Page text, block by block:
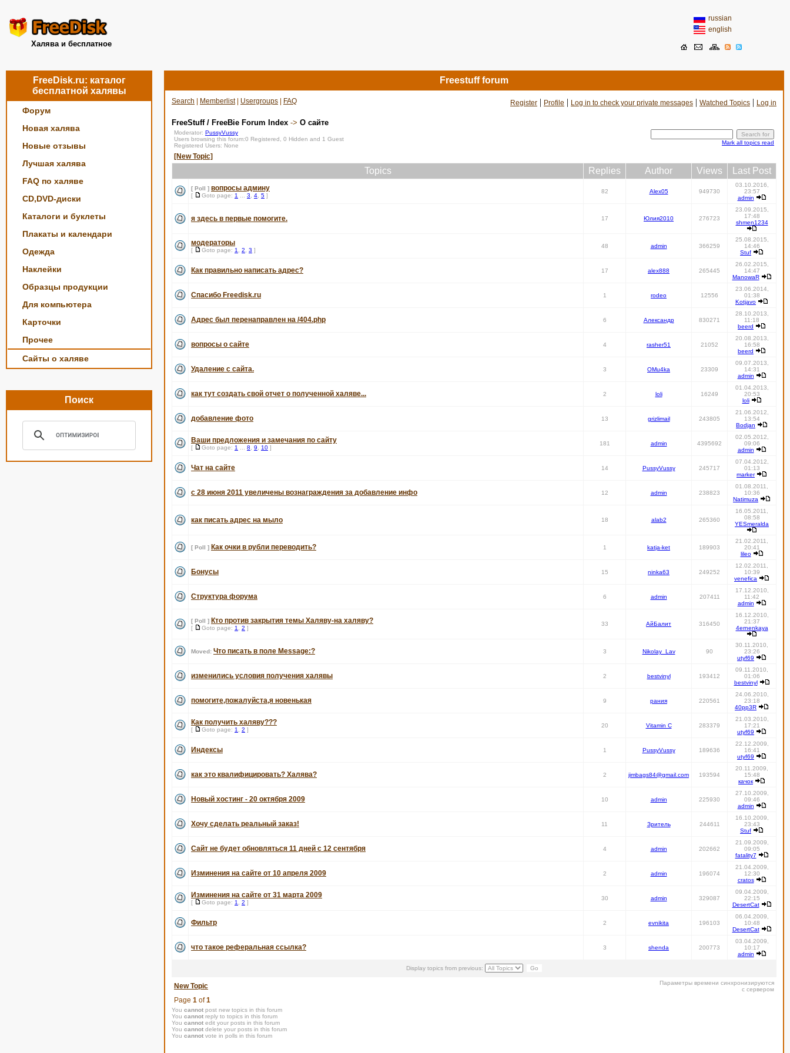
Халява и бесплатное
russian
english
FreeDisk.ru: каталог
бесплатной халявы
Форум
Новая халява
Новые отзывы
Лучшая халява
FAQ по халяве
CD,DVD-диски
Каталоги и буклеты
Плакаты и календари
Одежда
Наклейки
Образцы продукции
Для компьютера
Карточки
Прочее
Сайты о халяве
Поиск
Freestuff forum
Search Memberlist| Usergroups FAQ Register | Profile | Log in to check your private messages | Watched Topics | Log in
FreeStuff / FreeBie Forum Index -> О сайте
Moderator: PussyVussy
Users browsing this forum:0 Registered, 0 Hidden and 1 Guest
Registered Users: None
Mark all topics read
[New Topic]
Topics Replies Author Views Last Post
[ Poll ] вопросы админу
[ Goto page: 1 3 4 5 ]
82 Alex05 949730
03.10.2016,
23:57
admin
я здесь в первые помогите. 17 Юлия2010 276723
23.09.2015,
17:48
shmen1234
модераторы
[ Goto page: 1 2 3 ]
48 admin 366259
25.08.2015,
14:46
Stuf
Как правильно написать адрес? 17 alex888 265445
26.02.2015,
14:47
ManowaR
Спасибо Freedisk.ru 1 rodeo 12556
23.06.2014,
01:38
Kotjavo
Адрес был перенаправлен на /404.php 6 Александр 830271
28.10.2013,
11:18
beerd
вопросы о сайте 4 rasher51 21052
20.08.2013,
16:58
beerd
Удаление с сайта. 3 OMu4ka 23309
09.07.2013,
14:31
admin
как тут создать свой отчет о полученной халяве... 2 loli 16249
01.04.2013,
20:53
loli
добавление фото 13 grizlimail 243805
21.06.2012,
13:54
Bodjan
Ваши предложения и замечания по сайту
[ Goto page: 1 8 9 10 ]
181 admin 4395692
02.05.2012,
09:06
admin
Чат на сайте 14 PussyVussy 245717
07.04.2012,
01:13
marker
с 28 июня 2011 увеличены вознаграждения за добавление инфо 12 admin 238823
01.08.2011,
10:36
Natimuza
как писать адрес на мыло 18 alab2 265360
16.05.2011,
08:58
YESmeralda
[ Poll ] Как очки в рубли переводить? 1 katja-ket 189903
21.02.2011,
20:41
lileo
Бонусы 15 ninka63 249252
12.02.2011,
10:39
venefica
Структура форума 6 admin 207411
17.12.2010,
11:42
admin
[ Poll ] Кто против закрытия темы Халяву-на халяву?
[ Goto page: 1 2 ]
33 АйБалит 316450
16.12.2010,
21:37
4ernenkaya
Moved: Что писать в поле Message:? 3 Nikolay_Lav 90
30.11.2010,
23:26
utyf69
изменились условия получения халявы 2 bestvinyl 193412
09.11.2010,
01:06
bestvinyl
помогите,пожалуйста,я новенькая 9 рания 220561
24.06.2010,
23:18
40pp3R
Как получить халяву???
[ Goto page: 1 2 ]
20 Vitamin C 283379
21.03.2010,
17:21
utyf69
Индексы 1 PussyVussy 189636
22.12.2009,
16:41
utyf69
как это квалифицировать? Халява? 2 jimbags84@gmail.com 193594
20.11.2009,
15:48
качок
Новый хостинг - 20 октября 2009 10 admin 225930
27.10.2009,
09:46
admin
Хочу сделать реальный заказ! 11 Зритель 244611
16.10.2009,
23:43
Stuf
Сайт не будет обновляться 11 дней с 12 сентября 4 admin 202662
21.09.2009,
09:05
fatality7
Изминения на сайте от 10 апреля 2009 2 admin 196074
21.04.2009,
12:30
cratos
Изминения на сайте от 31 марта 2009
[ Goto page: 1 2 ]
30 admin 329087
09.04.2009,
22:15
DesertCat
Фильтр 2 evnikita 196103
06.04.2009,
10:48
DesertCat
что такое реферальная ссылка? 3 shenda 200773
03.04.2009,
10:17
admin
Display topics from previous:
New Topic
Параметры времени синхронизируются
с сервером
Page 1 of1
You cannot post new topics in this forum
You cannot reply to topics in this forum
You cannot edit your posts in this forum
You cannot delete your posts in this forum
You cannot vote in polls in this forum